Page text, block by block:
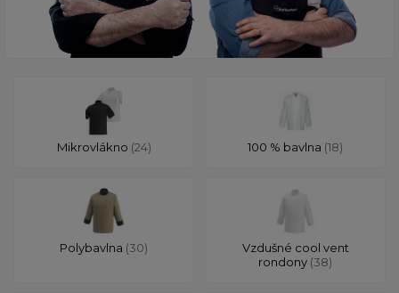
Mikrovlákno (24) 100 % bavlna (18)
Polybavlna (30)
Vzdušné cool vent
rondony (38)